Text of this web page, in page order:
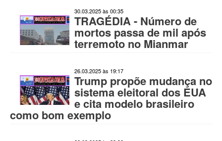
30.03.2025 às 00:35
TRAGÉDIA - Número de
mortos passa de mil após
terremoto no Mianmar
26.03.2025 às 19:17
Trump propõe mudança no
sistema eleitoral dos EUA
e cita modelo brasileiro
como bom exemplo